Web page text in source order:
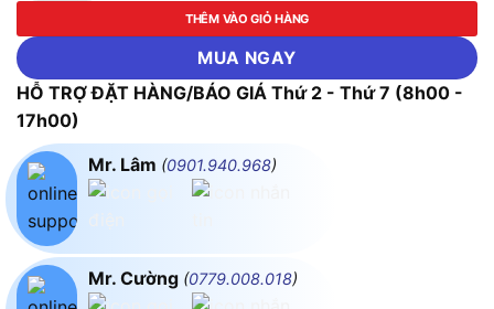
THÊM VÀO GIỎ HÀNG
MUA NGAY
HỖ TRỢ ĐẶT HÀNG/BÁO GIÁ Thứ 2 - Thứ 7 (8h00 -
17h00)
Mr. Lâm (0901.940.968)
Mr. Cường (0779.008.018)